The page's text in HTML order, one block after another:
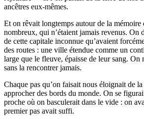
ancêtres eux-mêmes.
Et on rêvait longtemps autour de la mémoire
nombreux, qui n’étaient jamais revenus. On
de cette capitale inconnue qu’avaient
des routes : une ville étendue comme un
large que le fleuve, épaisse de leur sang. On
sans la rencontrer jamais.
Chaque pas qu’on faisait nous éloignait de
approcher des bords du monde. On se
proche où on basculerait dans le vide : on
premier pas avait suffi.